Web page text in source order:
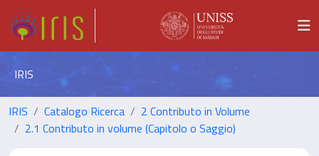
IRIS
IRIS Catalogo Ricerca
2 Contributo in Volume
2.1 Contributo in volume (Capitolo o Saggio)